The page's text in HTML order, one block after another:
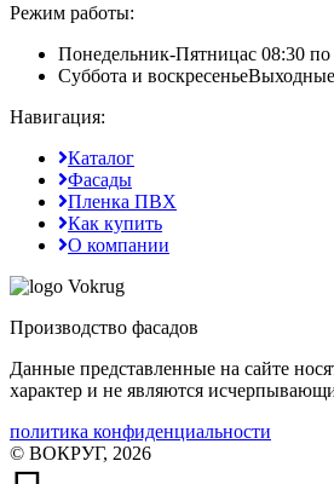
Режим работы:
Понедельник-Пятницас 08:30
Суббота и воскресенье
Навигация:
Каталог
Фасады
Пленка ПВХ
Как купить
О компании
Производство фасадов
Данные представленные на сайте
характер и не являются
политика конфиденциальности
© ВОКРУГ, 2026